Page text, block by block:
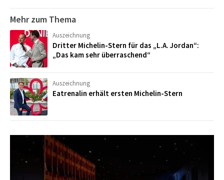
Mehr zum Thema
Auszeichnung
Dritter Michelin-Stern für das „L.A. Jordan“:
„Das kam sehr überraschend“
Auszeichnung
Eatrenalin erhält ersten Michelin-Stern